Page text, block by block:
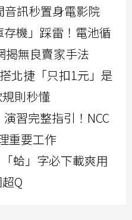
訊秒置身電影院
機」踩雷！電池循
揭無良賣家手法
北捷「只扣1元」是
則秒懂
習完整指引！NCC
重要工作
蛤」字必下載爽用
Q